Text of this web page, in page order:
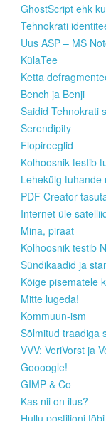
GhostScript ehk
Tehnokrati
Uus ASP – MS
KülaTee
Ketta
Bench ja Benji
Saidid Tehnokrati
Serendipity
Flopireeglid
Kolhoosnik testib
Lehekülg
PDF Creator
Internet üle
Mina, piraat
Kolhoosnik testib
Sündikaadid ja
Kõige pisematele
Mitte lugeda!
Kommuun-ism
Sõlmitud traadiga
VVV: VeriVorst ja
Goooogle!
GIMP & Co
Kas nii on ilus?